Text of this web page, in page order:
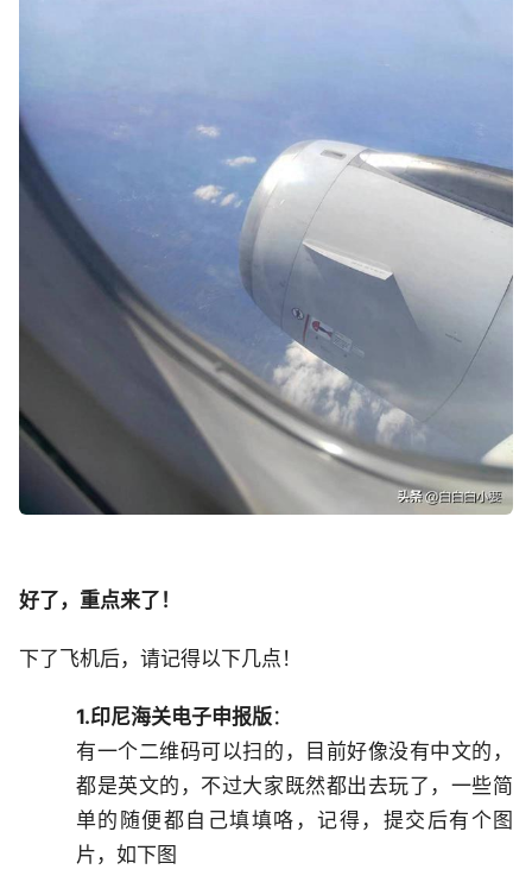
好了，重点来了！
下了飞机后，请记得以下几点！
1.印尼海关电子申报版：
有一个二维码可以扫的，目前好像没有中文的，
都是英文的，不过大家既然都出去玩了，一些简
单的随便都自己填填咯，记得，提交后有个图
片，如下图